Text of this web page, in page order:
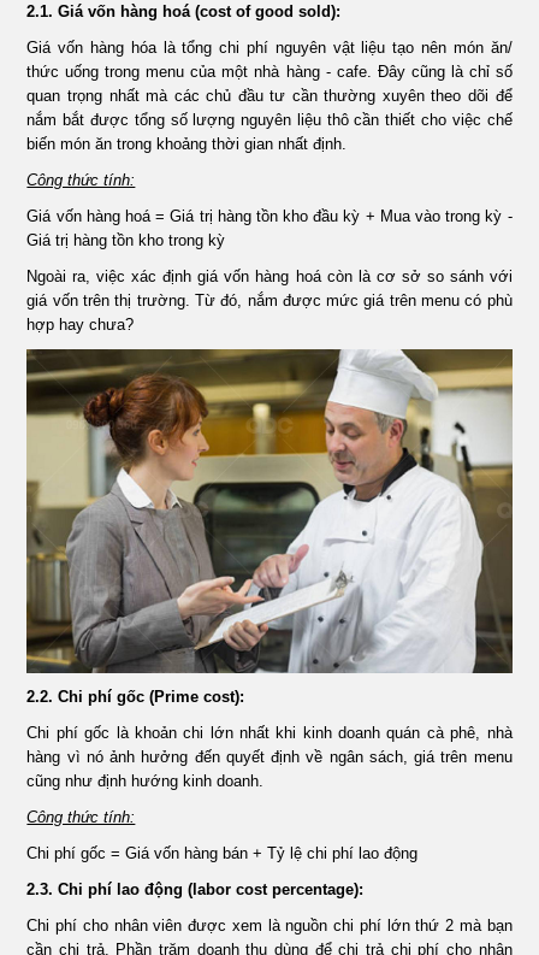
2.1. Giá vốn hàng hoá (cost of good sold):
Giá vốn hàng hóa là tổng chi phí nguyên vật liệu tạo nên món ăn/
thức uống trong menu của một nhà hàng - cafe. Đây cũng là chỉ số
quan trọng nhất mà các chủ đầu tư cần thường xuyên theo dõi để
nắm bắt được tổng số lượng nguyên liệu thô cần thiết cho việc chế
biến món ăn trong khoảng thời gian nhất định.
Công thức tính:
Giá vốn hàng hoá = Giá trị hàng tồn kho đầu kỳ + Mua vào trong kỳ -
Giá trị hàng tồn kho trong kỳ
Ngoài ra, việc xác định giá vốn hàng hoá còn là cơ sở so sánh với
giá vốn trên thị trường. Từ đó, nắm được mức giá trên menu có phù
hợp hay chưa?
2.2. Chi phí gốc (Prime cost):
Chi phí gốc là khoản chi lớn nhất khi kinh doanh quán cà phê, nhà
hàng vì nó ảnh hưởng đến quyết định về ngân sách, giá trên menu
cũng như định hướng kinh doanh.
Công thức tính:
Chi phí gốc = Giá vốn hàng bán + Tỷ lệ chi phí lao động
2.3. Chi phí lao động (labor cost percentage):
Chi phí cho nhân viên được xem là nguồn chi phí lớn thứ 2 mà bạn
cần chi trả. Phần trăm doanh thu dùng để chi trả chi phí cho nhân